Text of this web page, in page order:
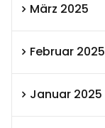
März 2025
Februar 2025
Januar 2025